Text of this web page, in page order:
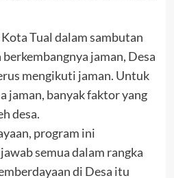
Tual dalam sambutan
jaman, Desa
mengikuti jaman. Untuk
jaman, banyak faktor yang
desa.
program ini
semua dalam rangka
di Desa itu